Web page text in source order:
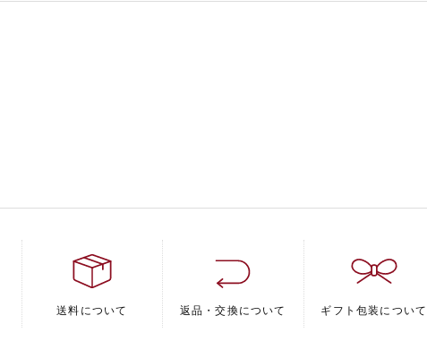
送料について 返品・交換について ギフト包装について